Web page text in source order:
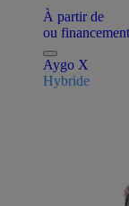
À partir de
ou
Aygo X
Hybride